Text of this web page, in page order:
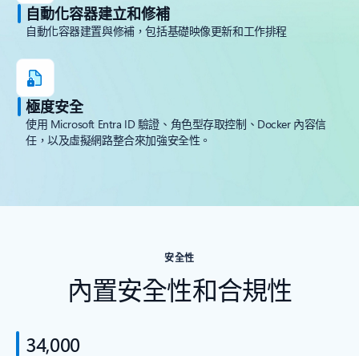
自動化容器建立和修補
自動化容器建置與修補，包括基礎映像更新和工作排程
極度安全
使用 Microsoft Entra ID 驗證、角色型存取控制、Docker 內容信
任，以及虛擬網路整合來加強安全性。
安全性
內置安全性和合規性
34,000